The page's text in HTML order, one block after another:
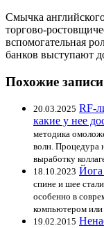
Смычка
торгово-
вспомогательная
банков выступают
Похожие записи
20.03.2025 RF-
какие у нее
методика
волн. Процедура
выработку
18.10.2023 Йога
спине и шее
особенно в
компьютером
19.02.2015